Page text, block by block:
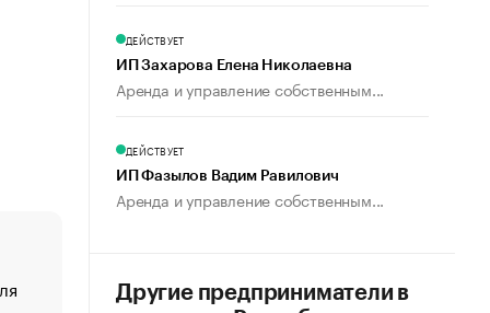
«От спорта тело стареет иначе». Как живет глава
ДЕЙСТВУЕТ
ИП Захарова Елена Николаевна
Аренда и управление собственным...
ДЕЙСТВУЕТ
ИП Фазылов Вадим Равилович
Аренда и управление собственным...
Другие предприниматели в